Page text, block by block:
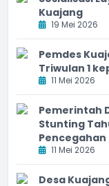
Kuajang
19 Mei 2026
Pemdes
Triwulan 1
11 Mei 2026
Pemerintah
Stunting
11 Mei 2026
Desa